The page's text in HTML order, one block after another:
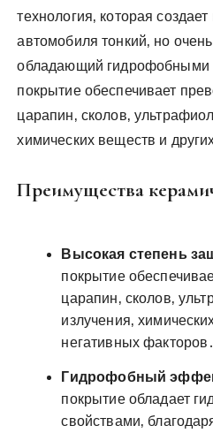
технология‚ которая
автомобиля тонкий‚ но
обладающий гидрофобными
покрытие обеспечивает
царапин‚ сколов‚
химических веществ и
Преимущества
Высокая степень
покрытие
царапин‚ сколов‚
излучения‚
негативных факторов․
Гидрофобный
покрытие обладает
свойствами‚